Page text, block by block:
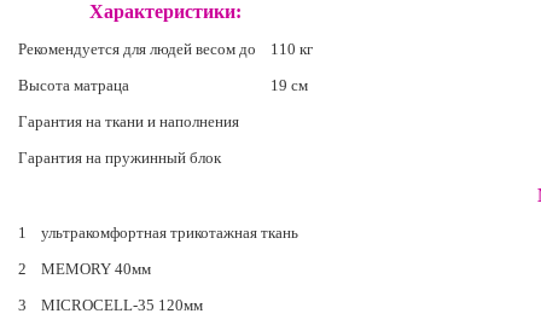
Характеристики:
Рекомендуется для людей весом до
110 кг
Высота матраца
19 см
Гарантия на ткани и наполнения
Гарантия на пружинный блок
1
ультракомфортная трикотажная ткань
2
MEMORY 40мм
3
MICROCELL-35 120мм